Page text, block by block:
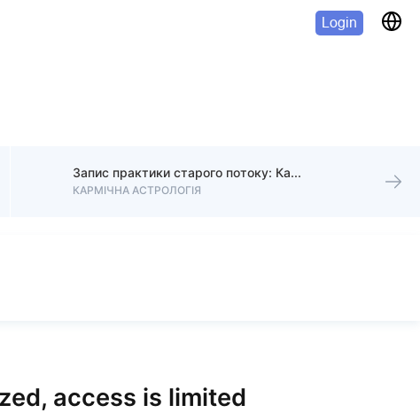
Login
Запис практики старого потоку: Кармічна астрологія
КАРМІЧНА АСТРОЛОГІЯ
access is limited